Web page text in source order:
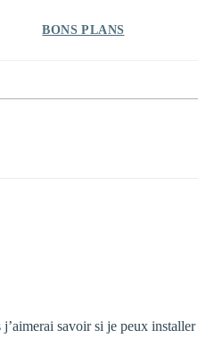
BONS PLANS
savoir si je peux